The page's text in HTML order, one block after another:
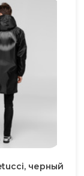
черный